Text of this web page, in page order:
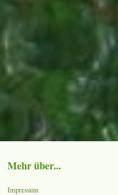
Mehr über...
Impressum